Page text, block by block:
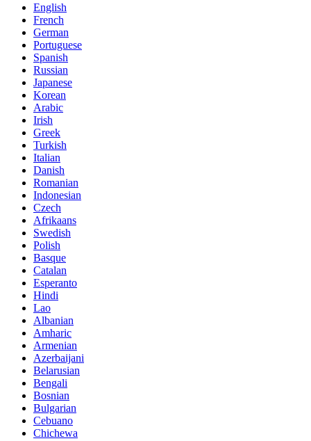
English
French
German
Portuguese
Spanish
Russian
Japanese
Korean
Arabic
Irish
Greek
Turkish
Italian
Danish
Romanian
Indonesian
Czech
Afrikaans
Swedish
Polish
Basque
Catalan
Esperanto
Hindi
Lao
Albanian
Amharic
Armenian
Azerbaijani
Belarusian
Bengali
Bosnian
Bulgarian
Cebuano
Chichewa